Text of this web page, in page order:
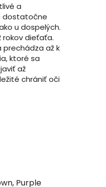
a
dostatočne
u dospelých.
rokov dieťaťa.
prechádza až k
ktoré sa
až
chrániť oči
Purple